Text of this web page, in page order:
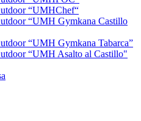
“UMHChef“
“UMH Gymkana Castillo
“UMH Gymkana Tabarca”
“UMH Asalto al Castillo"